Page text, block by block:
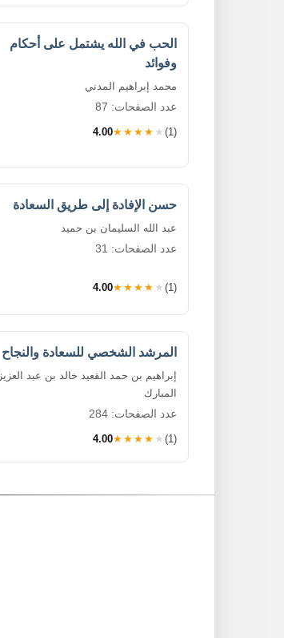
الحب في الله يشتمل على أحكام
وفوائد
محمد إبراهيم المدني
عدد الصفحات: 87
4.00★★★★★ (1)
حسن الإفادة إلى طريق السعادة
عبد الله السليمان بن حميد
عدد الصفحات: 31
4.00★★★★★ (1)
المرشد الشخصي للسعادة والنجاح
إبراهيم بن حمد القعيد خالد بن عبد العزيز
المبارك
عدد الصفحات: 284
4.00★★★★★ (1)